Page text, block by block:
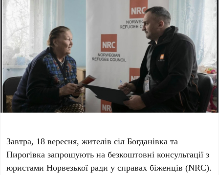
Завтра, 18 вересня, жителів сіл Богданівка та
Пирогівка запрошують на безкоштовні консультації з
юристами Норвезької ради у справах біженців (NRC).